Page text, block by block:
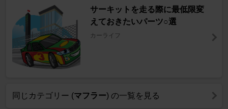
サーキットを走る際に最低限変
えておきたいパーツ○選
カーライフ
同じカテゴリー (マフラー) の一覧を見る